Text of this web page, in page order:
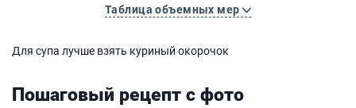
Таблица объемных мер
Для супа лучше взять куриный окорочок
Пошаговый рецепт с фото